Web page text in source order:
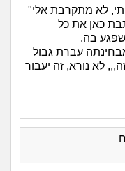
לא מתקרבת אלי"
כאן את כל
בה.
עברת גבול
לא נורא, זה יעבור